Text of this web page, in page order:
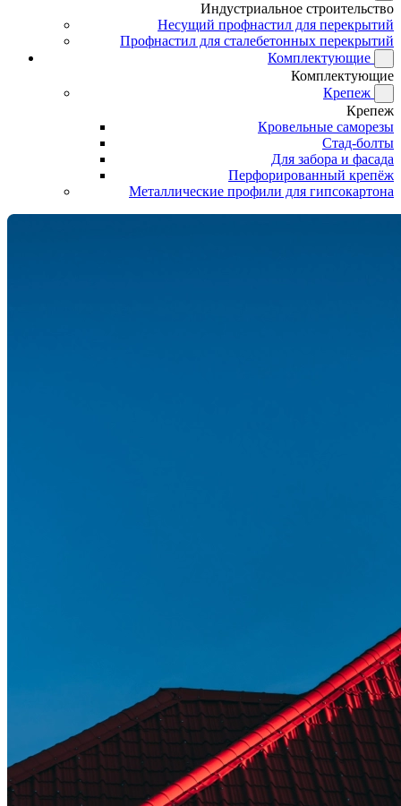
Индустриальное строительство
Несущий профнастил для перекрытий
Профнастил для сталебетонных перекрытий
Комплектующие
Комплектующие
Крепеж
Крепеж
Кровельные саморезы
Стад-болты
Для забора и фасада
Перфорированный крепёж
Металлические профили для гипсокартона